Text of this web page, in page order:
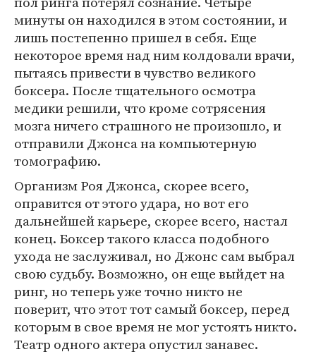
минуты он находился в этом состоянии, и
лишь постепенно пришел в себя. Еще
некоторое время над ним колдовали врачи,
пытаясь привести в чувство великого
боксера. После тщательного осмотра
медики решили, что кроме сотрясения
мозга ничего страшного не произошло, и
отправили Джонса на компьютерную
томографию.
Организм Роя Джонса, скорее всего,
оправится от этого удара, но вот его
дальнейшей карьере, скорее всего, настал
конец. Боксер такого класса подобного
ухода не заслуживал, но Джонс сам выбрал
свою судьбу. Возможно, он еще выйдет на
ринг, но теперь уже точно никто не
поверит, что этот тот самый боксер, перед
которым в свое время не мог устоять никто.
Театр одного актера опустил занавес.